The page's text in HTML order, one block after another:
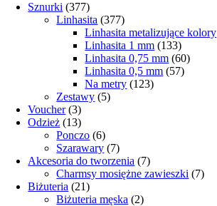
Sznurki (377)
Linhasita (377)
Linhasita metalizujące kolory
Linhasita 1 mm (133)
Linhasita 0,75 mm (60)
Linhasita 0,5 mm (57)
Na metry (123)
Zestawy (5)
Voucher (3)
Odzież (13)
Ponczo (6)
Szarawary (7)
Akcesoria do tworzenia (7)
Charmsy mosiężne zawieszki (7)
Biżuteria (21)
Biżuteria męska (2)